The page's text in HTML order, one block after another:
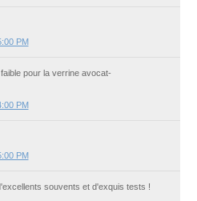
PM
pour la verrine avocat-
PM
PM
souvents et d'exquis tests !